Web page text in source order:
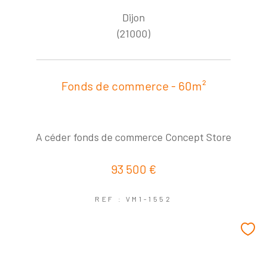
Dijon
(21000)
Fonds de commerce - 60m²
A céder fonds de commerce Concept Store
93 500 €
REF : VM1-1552